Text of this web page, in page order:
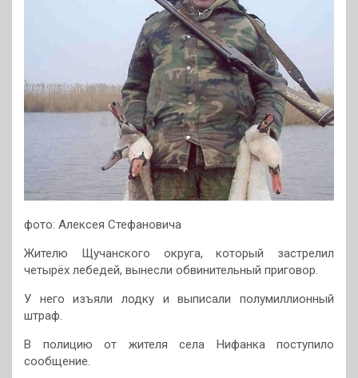
фото: Алексея Стефановича
Жителю Щучанского округа, который застрелил
четырёх лебедей, вынесли обвинительный приговор.
У него изъяли лодку и выписали полумиллионный
штраф.
В полицию от жителя села Нифанка поступило
сообщение.